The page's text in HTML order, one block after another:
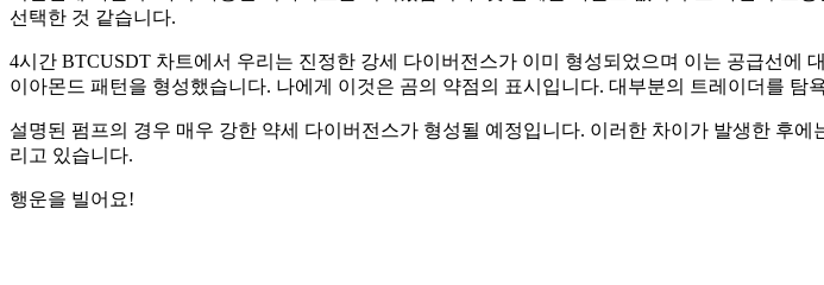
선택한 것 같습니다.
4시간 BTCUSDT 차트에서 우리는 진정한 강세 다이버전스가 이미 형성되었으며 이는 공급선에
이아몬드 패턴을 형성했습니다. 나에게 이것은 곰의 약점의 표시입니다. 대부분의 트레이더를
설명된 펌프의 경우 매우 강한 약세 다이버전스가 형성될 예정입니다. 이러한 차이가 발생한 후
리고 있습니다.
행운을 빌어요!